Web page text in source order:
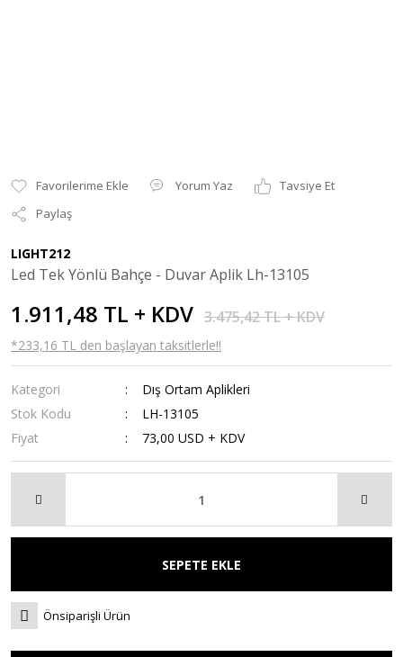
Yorum Yaz
Tavsiye Et
Paylaş
LIGHT212
Led Tek Yönlü Bahçe - Duvar Aplik Lh-13105
1.911,48 TL + KDV 3.475,42 TL + KDV
*233,16 TL den başlayan taksitlerle!!
Kategori
Dış Ortam Aplikleri
Stok Kodu
LH-13105
Fiyat
73,00 USD + KDV
SEPETE EKLE
Önsiparişli Ürün